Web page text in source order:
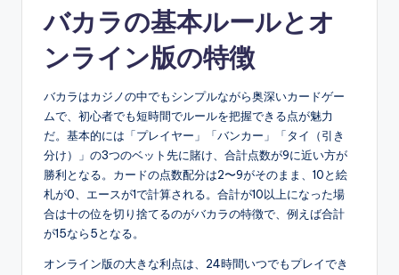
バカラの基本ルールとオ
ンライン版の特徴
バカラはカジノの中でもシンプルながら奥深いカードゲー
ムで、初心者でも短時間でルールを把握できる点が魅力
だ。基本的には「プレイヤー」「バンカー」「タイ（引き
分け）」の3つのベット先に賭け、合計点数が9に近い方が
勝利となる。カードの点数配分は2〜9がそのまま、10と絵
札が0、エースが1で計算される。合計が10以上になった場
合は十の位を切り捨てるのがバカラの特徴で、例えば合計
が15なら5となる。
オンライン版の大きな利点は、24時間いつでもプレイでき